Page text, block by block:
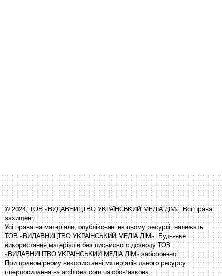
© 2024, ТОВ «ВИДАВНИЦТВО УКРАЇНСЬКИЙ МЕДІА ДІМ». Всі права
захищені.
Усі права на матеріали, опубліковані на цьому ресурсі, належать
ТОВ «ВИДАВНИЦТВО УКРАЇНСЬКИЙ МЕДІА ДІМ». Будь-яке
використання матеріалів без письмового дозволу ТОВ
«ВИДАВНИЦТВО УКРАЇНСЬКИЙ МЕДІА ДІМ» заборонено.
При правомірному використанні матеріалів даного ресурсу
гіперпосилання на archidea.com.ua обов'язкова.